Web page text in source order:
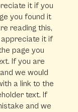
it if you
you found it
reading this,
appreciate it if
page you
If you are
we would
a link to the
text. If
and we